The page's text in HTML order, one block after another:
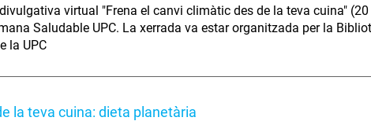
virtual "Frena el canvi climàtic des de la teva cuina"
Saludable UPC. La xerrada va estar organitzada per la
la UPC
la teva cuina: dieta planetària